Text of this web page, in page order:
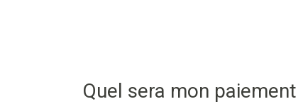
Quel sera mon paiement